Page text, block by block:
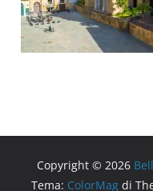
Copyright © 2026
Tema: ColorMag di